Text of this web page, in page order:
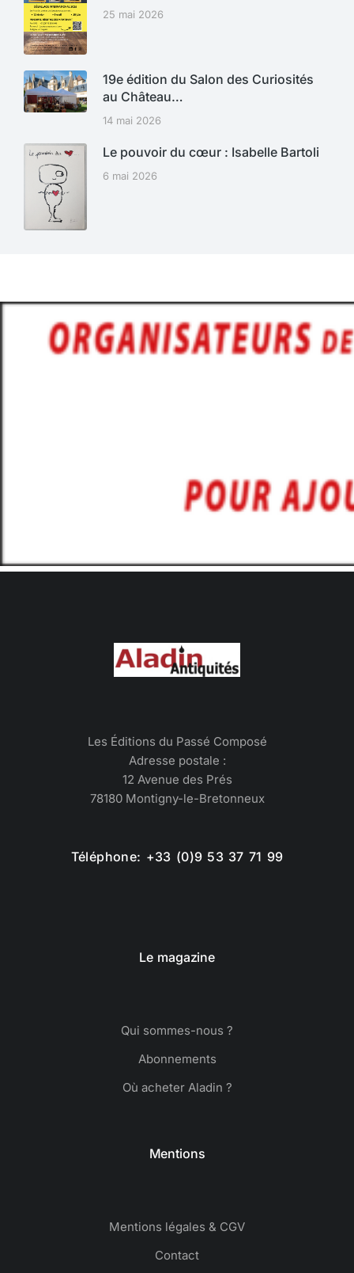
25 mai 2026
19e édition du Salon des Curiosités
au Château…
14 mai 2026
Le pouvoir du cœur : Isabelle Bartoli
6 mai 2026
Les Éditions du Passé Composé
Adresse postale :
12 Avenue des Prés
78180 Montigny-le-Bretonneux
Téléphone: +33 (0)9 53 37 71 99
Le magazine
Qui sommes-nous ?
Abonnements
Où acheter Aladin ?
Mentions
Mentions légales & CGV
Contact